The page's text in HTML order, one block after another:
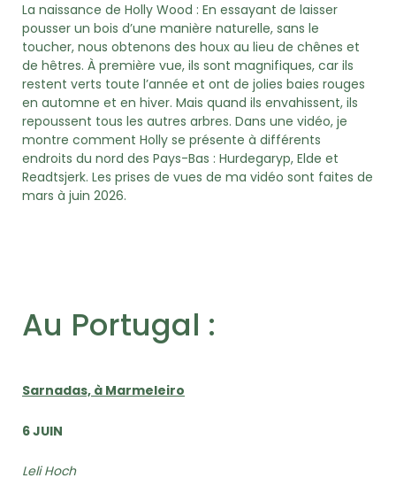
La naissance de Holly Wood : En essayant de laisser
pousser un bois d’une manière naturelle, sans le
toucher, nous obtenons des houx au lieu de chênes et
de hêtres. À première vue, ils sont magnifiques, car ils
restent verts toute l’année et ont de jolies baies rouges
en automne et en hiver. Mais quand ils envahissent, ils
repoussent tous les autres arbres. Dans une vidéo, je
montre comment Holly se présente à différents
endroits du nord des Pays-Bas : Hurdegaryp, Elde et
Readtsjerk. Les prises de vues de ma vidéo sont faites de
mars à juin 2026.
Au Portugal :
Sarnadas, à Marmeleiro
6 JUIN
Leli Hoch